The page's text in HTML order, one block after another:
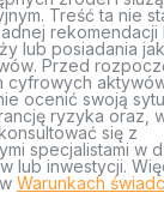
Treść ta nie
lub posiadania
Przed
cyfrowych
ocenić swoją
ryzyka oraz,
się z
specjalistami w
lub inwestycji.
Warunkach